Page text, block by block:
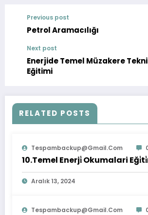
Previous post
Petrol Aramacılığı
Next post
Enerjide Temel Müzakere
Eğitimi
RELATED POSTS
Tespambackup@gmail.com
10.Temel Enerji̇ Okumalari
Aralık 13, 2024
Tespambackup@gmail.com